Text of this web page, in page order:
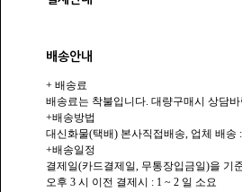
배송안내
+ 배송료
배송료는 착불입니다. 대량구매시 상담
+배송방법
대신화물(택배) 본사직접배송, 업체 배송
+배송일정
결제일(카드결제일, 무통장입금일)을 기
오후 3 시 이전 결제시 : 1 ~ 2 일 소요